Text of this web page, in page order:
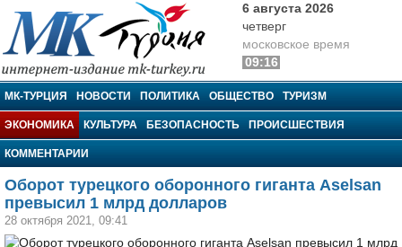
МК-Турция
6 августа 2026
четверг
московское время
09:16
МК-ТУРЦИЯ НОВОСТИ ПОЛИТИКА ОБЩЕСТВО ТУРИЗМ
ЭКОНОМИКА КУЛЬТУРА БЕЗОПАСНОСТЬ ПРОИСШЕСТВИЯ
КОММЕНТАРИИ
Оборот турецкого оборонного гиганта Aselsan
превысил 1 млрд долларов
28 октября 2021, 09:41